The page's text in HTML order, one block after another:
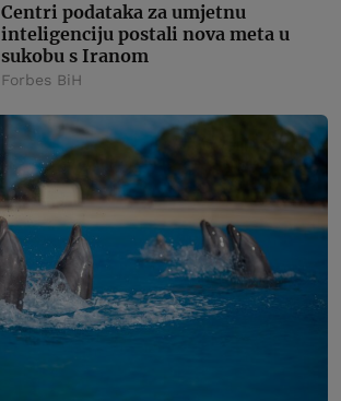
Centri podataka za umjetnu
inteligenciju postali nova meta u
sukobu s Iranom
Forbes BiH